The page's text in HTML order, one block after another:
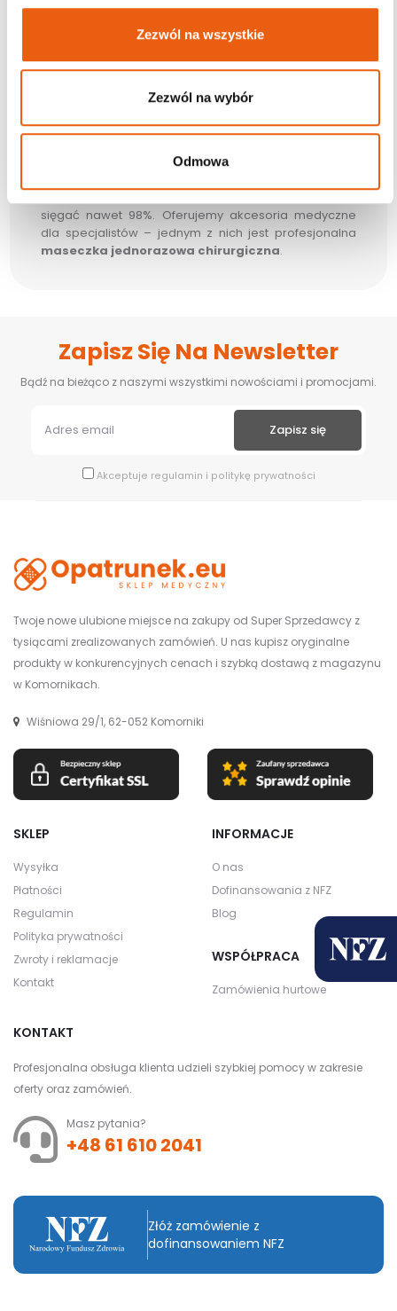
Zezwól na wszystkie
Zezwól na wybór
Odmowa
Maseczki ochronne
medyczne
maseczka jednorazowa chirurgiczna
naszego sklepu posiada niezbędne certyfikaty
potwierdzające przebycie wymaganych testów
maseczki dopasowujące się do twarzy dobrze
sięgać nawet 98%. Oferujemy akcesoria medyczne
dla specjalistów – jednym z nich jest profesjonalna
maseczka jednorazowa chirurgiczna.
Zapisz Się Na Newsletter
Bądź na bieżąco z naszymi wszystkimi nowościami i promocjami.
Akceptuje regulamin i politykę prywatności
Twoje nowe ulubione miejsce na zakupy od Super Sprzedawcy z
tysiącami zrealizowanych zamówień. U nas kupisz oryginalne
produkty w konkurencyjnych cenach i szybką dostawą z magazynu
w Komornikach.
Wiśniowa 29/1, 62-052 Komorniki
SKLEP
Wysyłka
Płatności
Regulamin
Polityka prywatności
Zwroty i reklamacje
Kontakt
INFORMACJE
O nas
Dofinansowania z NFZ
Blog
WSPÓŁPRACA
Zamówienia hurtowe
KONTAKT
Profesjonalna obsługa klienta udzieli szybkiej pomocy w zakresie
oferty oraz zamówień.
Masz pytania?
+48 61 610 2041
Złóż zamówienie z
dofinansowaniem NFZ